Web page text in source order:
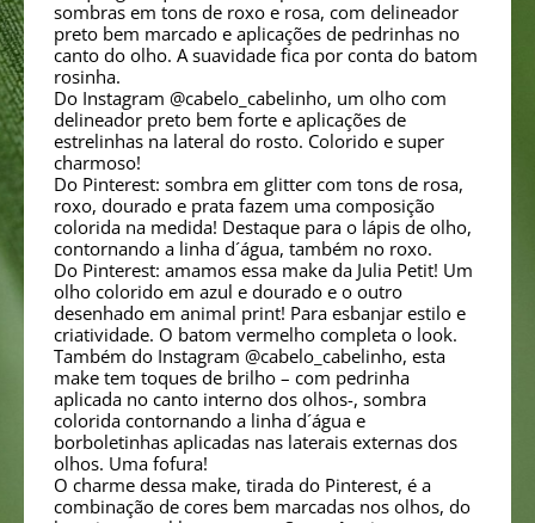
sombras em tons de roxo e rosa, com delineador
preto bem marcado e aplicações de pedrinhas no
canto do olho. A suavidade fica por conta do batom
rosinha.
Do Instagram @cabelo_cabelinho, um olho com
delineador preto bem forte e aplicações de
estrelinhas na lateral do rosto. Colorido e super
charmoso!
Do Pinterest: sombra em glitter com tons de rosa,
roxo, dourado e prata fazem uma composição
colorida na medida! Destaque para o lápis de olho,
contornando a linha d´água, também no roxo.
Do Pinterest: amamos essa make da Julia Petit! Um
olho colorido em azul e dourado e o outro
desenhado em animal print! Para esbanjar estilo e
criatividade. O batom vermelho completa o look.
Também do Instagram @cabelo_cabelinho, esta
make tem toques de brilho – com pedrinha
aplicada no canto interno dos olhos-, sombra
colorida contornando a linha d´água e
borboletinhas aplicadas nas laterais externas dos
olhos. Uma fofura!
O charme dessa make, tirada do Pinterest, é a
combinação de cores bem marcadas nos olhos, do